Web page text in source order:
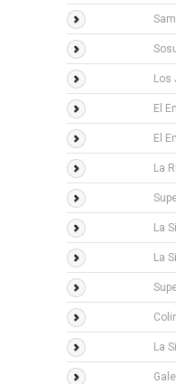
Los
El
El
La
La
La
La